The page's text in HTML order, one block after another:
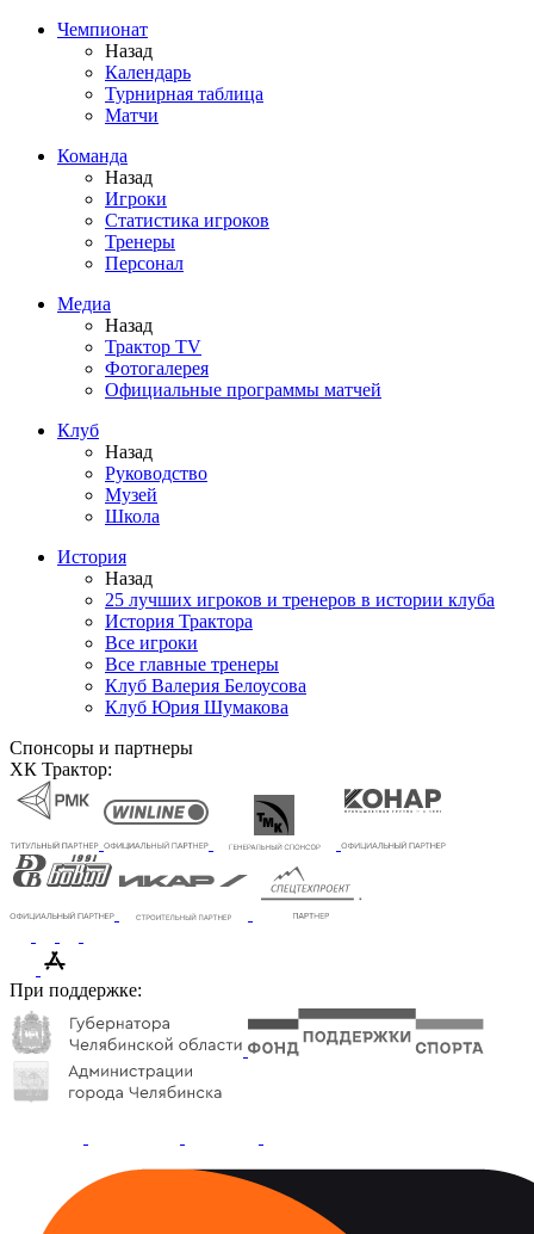
Чемпионат
Назад
Календарь
Турнирная таблица
Матчи
Команда
Назад
Игроки
Статистика игроков
Тренеры
Персонал
Медиа
Назад
Трактор TV
Фотогалерея
Официальные программы матчей
Клуб
Назад
Руководство
Музей
Школа
История
Назад
25 лучших игроков и тренеров в истории клуба
История Трактора
Все игроки
Все главные тренеры
Клуб Валерия Белоусова
Клуб Юрия Шумакова
Спонсоры и партнеры
ХК Трактор:
При поддержке: